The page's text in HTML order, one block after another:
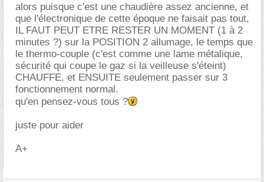
alors puisque c'est une chaudière assez ancienne, et
que l'électronique de cette époque ne faisait pas tout,
IL FAUT PEUT ETRE RESTER UN MOMENT (1 à 2
minutes ?) sur la POSITION 2 allumage, le temps que
le thermo-couple (c'est comme une lame métalique,
sécurité qui coupe le gaz si la veilleuse s'éteint)
CHAUFFE, et ENSUITE seulement passer sur 3
fonctionnement normal.
qu'en pensez-vous tous ?
juste pour aider
A+